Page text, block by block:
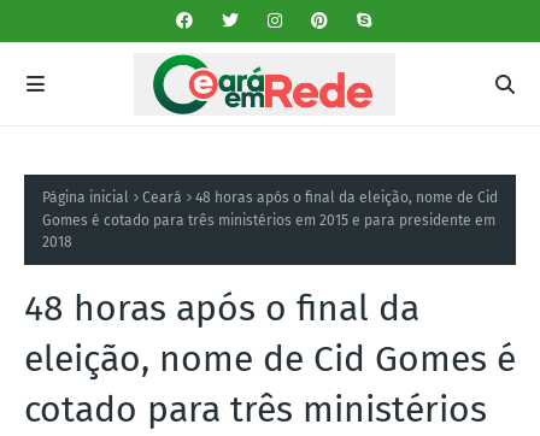
Página inicial Ceará
48 horas após o final da eleição, nome de Cid
Gomes é cotado para três ministérios em 2015 e para presidente em
2018
48 horas após o final da
eleição, nome de Cid Gomes é
cotado para três ministérios